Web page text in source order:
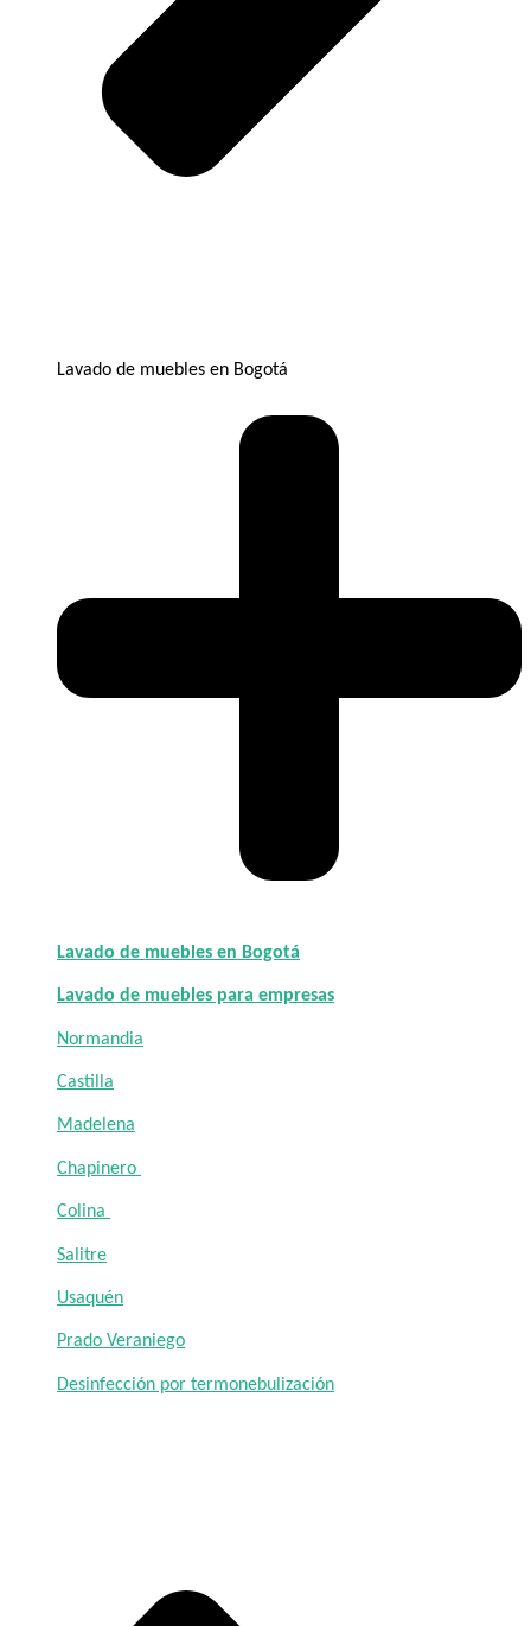
Lavado de muebles en Bogotá
Lavado de muebles en Bogotá
Lavado de muebles para empresas
Normandia
Castilla
Madelena
Chapinero
Colina
Salitre
Usaquén
Prado Veraniego
Desinfección por termonebulización